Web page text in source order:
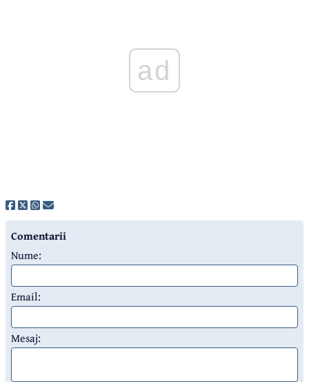
ad
Comentarii
Nume:
Email:
Mesaj: